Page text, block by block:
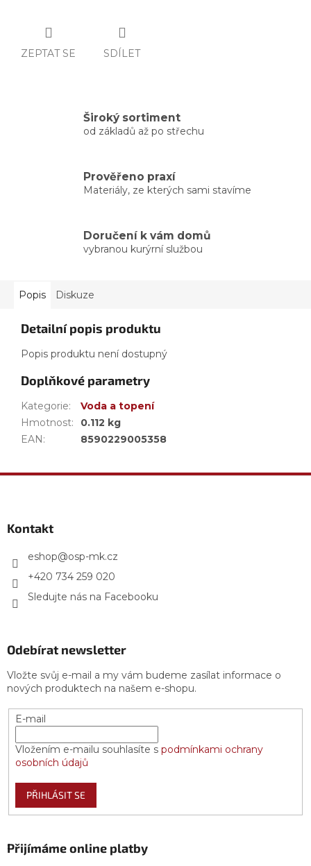
ZEPTAT SE SDÍLET
Široký sortiment
od základů až po střechu
Prověřeno praxí
Materiály, ze kterých sami stavíme
Doručení k vám domů
vybranou kurýrní službou
Popis Diskuze
Detailní popis produktu
Popis produktu není dostupný
Doplňkové parametry
Kategorie:
Voda a topení
Hmotnost:
0.112 kg
EAN: 8590229005358
Kontakt
eshop@osp-mk.cz
+420 734 259 020
Sledujte nás na Facebooku
Odebírat newsletter
Vložte svůj e-mail a my vám budeme zasílat informace o
nových produktech na našem e-shopu.
E-mail
Vložením e-mailu souhlasíte s podmínkami ochrany
osobních údajů
PŘIHLÁSIT SE
Přijímáme online platby